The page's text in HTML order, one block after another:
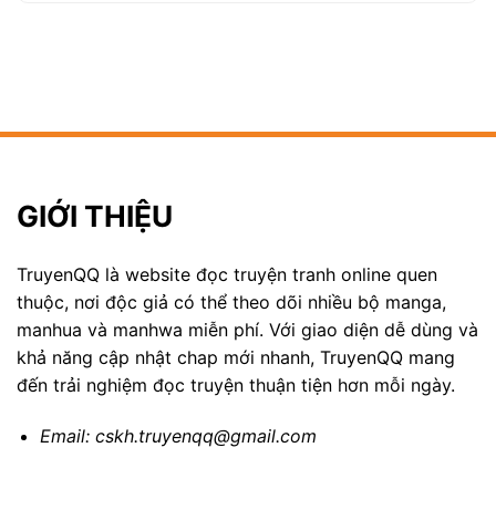
GIỚI THIỆU
TruyenQQ là website đọc truyện tranh online quen
thuộc, nơi độc giả có thể theo dõi nhiều bộ manga,
manhua và manhwa miễn phí. Với giao diện dễ dùng và
khả năng cập nhật chap mới nhanh, TruyenQQ mang
đến trải nghiệm đọc truyện thuận tiện hơn mỗi ngày.
Email: cskh.truyenqq@gmail.com